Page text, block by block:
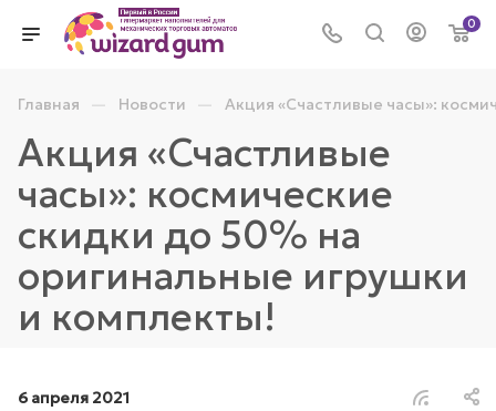
0
Главная — Новости — Акция «Счастливые часы»:
Акция «Счастливые
часы»: космические
скидки до 50% на
оригинальные игрушки
и комплекты!
6 апреля 2021